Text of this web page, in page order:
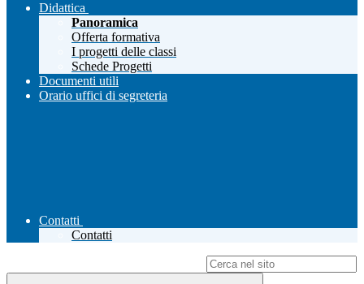
Didattica
Panoramica
Offerta formativa
I progetti delle classi
Schede Progetti
Documenti utili
Orario uffici di segreteria
Contatti
Contatti